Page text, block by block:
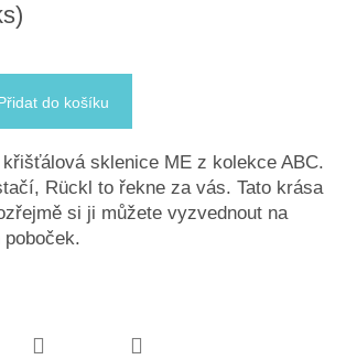
do košíku
křišťálová sklenice ME z kolekce ABC.
Rückl to řekne za vás. Tato krása
si ji můžete vyzvednout na